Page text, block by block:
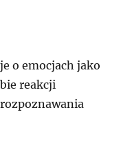
o emocjach jako
reakcji